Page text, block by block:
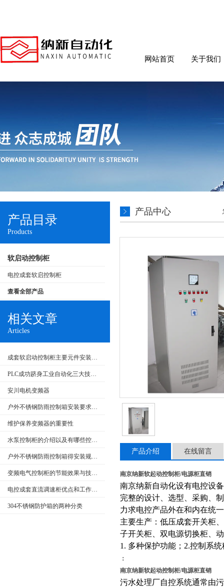
网站首页 关于我们
产品目录
Products
软启动控制柜
电控成套软启控制柜
查看全部产品
相关文章
Articles
成套软启动控制柜主要元件安装要求和在生产中的应用
PLC成功跻身工业自动化三大技术支柱
安川电机变频器
户外不锈钢防雨控制箱安装要求和产品特点
维护保养变频器的重要性
水泵控制柜的介绍以及有哪些控制类型
户外不锈钢防雨控制箱得安装规范介绍，大家快来看
变频电气控制柜的节能效果与技术发展
电控成套直流调速柜优点和工作原理
304不锈钢防护箱的两种分类
产品中心
产品介绍 在线留言
南京纳新软起动控制柜/电源柜直销
南京纳新自动化设有电控设
完整的设计、选型、采购、
力求电控产品外在和内在统
主要生产：低压成套开关柜
子开关柜、双电源切换柜、
1. 多种保护功能；2.控制系
：
南京纳新软起动控制柜/电源柜直销
污水处理厂自控系统通常由